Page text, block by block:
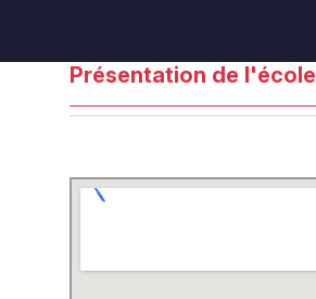
Présentation de l'école